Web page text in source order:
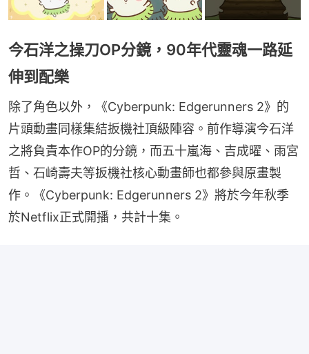
今石洋之操刀OP分鏡，90年代靈魂一路延
伸到配樂
除了角色以外，《Cyberpunk: Edgerunners 2》的
片頭動畫同樣集結扳機社頂級陣容。前作導演今石洋
之將負責本作OP的分鏡，而五十嵐海、吉成曜、雨宮
哲、石崎壽夫等扳機社核心動畫師也都參與原畫製
作。《Cyberpunk: Edgerunners 2》將於今年秋季
於Netflix正式開播，共計十集。